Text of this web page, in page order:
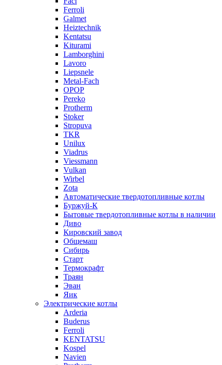
Ferroli
Galmet
Heiztechnik
Kentatsu
Kiturami
Lamborghini
Lavoro
Liepsnele
Metal-Fach
OPOP
Pereko
Protherm
Stoker
Stropuva
TKR
Unilux
Viadrus
Viessmann
Vulkan
Wirbel
Zota
Автоматические твердотопливные котлы
Буржуй-К
Бытовые твердотопливные котлы в наличии
Диво
Кировский завод
Общемаш
Сибирь
Старт
Термокрафт
Траян
Эван
Яик
Электрические котлы
Arderia
Buderus
Ferroli
KENTATSU
Kospel
Navien